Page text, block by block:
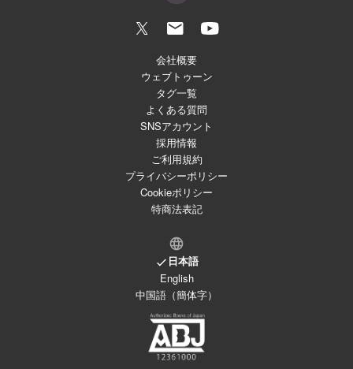
会社概要
ウェブトゥーン
タグ一覧
よくある質問
SNSアカウント
採用情報
ご利用規約
プライバシーポリシー
Cookieポリシー
特商法表記
日本語
English
中国語（簡体字）